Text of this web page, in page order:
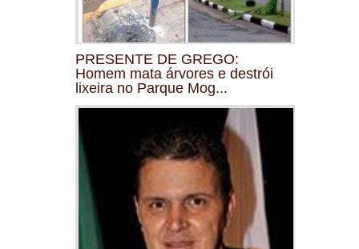
PRESENTE DE GREGO:
Homem mata árvores e destrói
lixeira no Parque Mog...